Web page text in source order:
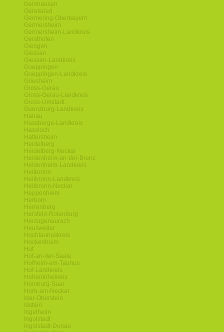
Gelnhausen
Geretsried
Germering-Oberbayern
Germersheim
Germersheim-Landkreis
Gersthofen
Giengen
Giessen
Giessen-Landkreis
Goeppingen
Goeppingen-Landkreis
Griesheim
Gross-Gerau
Gross-Gerau-Landkreis
Gross-Umstadt
Guenzburg-Landkreis
Hanau
Hassberge-Landkreis
Hassloch
Hattersheim
Heidelberg
Heidelberg-Neckar
Heidenheim-an-der-Brenz
Heidenheim-Landkreis
Heilbronn
Heilbronn-Landkreis
Heilbronn-Neckar
Heppenheim
Herborn
Herrenberg
Hersfeld-Rotenburg
Herzogenaurach
Heusweiler
Hochtaunuskreis
Hockenheim
Hof
Hof-an-der-Saale
Hofheim-am-Taunus
Hof-Landkreis
Hohenlohekreis
Homburg-Saar
Horb-am-Neckar
Idar-Oberstein
Idstein
Ingelheim
Ingolstadt
Ingolstadt-Donau